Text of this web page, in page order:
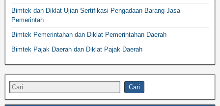
Bimtek dan Diklat Ujian Sertifikasi Pengadaan Barang Jasa
Pemerintah
Bimtek Pemerintahan dan Diklat Pemerintahan Daerah
Bimtek Pajak Daerah dan Diklat Pajak Daerah